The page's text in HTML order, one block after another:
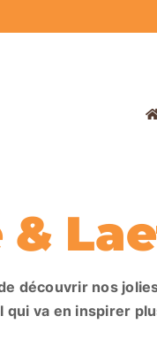
&
découvrir nos
va en inspirer